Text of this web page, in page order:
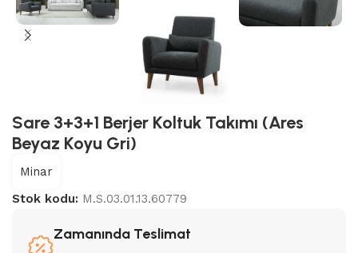
Sare 3+3+1 Berjer Koltuk Takımı (Ares
Beyaz Koyu Gri)
Minar
Stok kodu: M.S.03.01.13.60779
Zamanında Teslimat